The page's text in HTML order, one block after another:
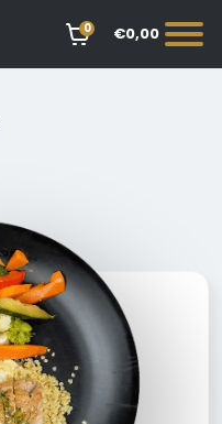
0 €0,00